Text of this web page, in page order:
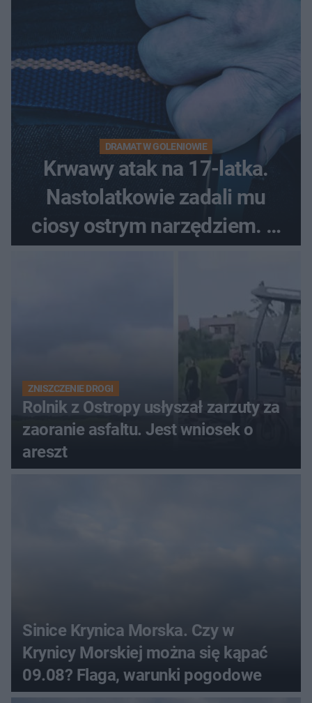
DRAMAT W GOLENIOWIE
Krwawy atak na 17-latka.
Nastolatkowie zadali mu
ciosy ostrym narzędziem. O
ich losach zdecyduje sąd
ZNISZCZENIE DROGI
Rolnik z Ostropy usłyszał zarzuty za
zaoranie asfaltu. Jest wniosek o
areszt
Sinice Krynica Morska. Czy w
Krynicy Morskiej można się kąpać
09.08? Flaga, warunki pogodowe